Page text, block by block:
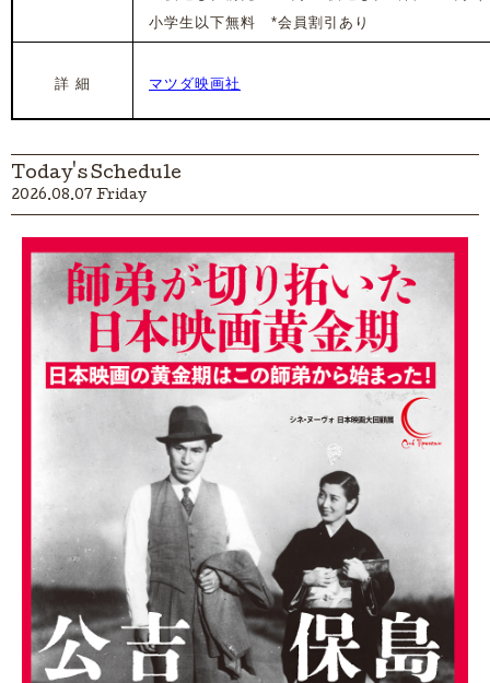
小学生以下無料 *会員割引あり
詳 細 マツダ映画社
Today's Schedule
2026.08.07 Friday